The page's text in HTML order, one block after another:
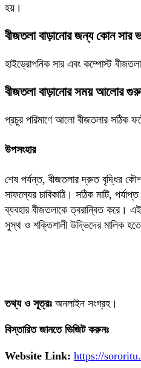
হয়।
বীজতলা বাড়ানোর জন্য কোন সার
হাইড্রোপনিক সার এবং কম্পোস্ট
বীজতলা বাড়ানোর সময় আলোর
প্রচুর পরিমাণে আলো বীজতলার সঠিক
উপসংহার
শেষ পর্যন্ত, বীজতলার দ্রুত বৃদ্ধির
সাফল্যের চাবিকাঠি। সঠিক মাটি,
ব্যবহার বীজতলাকে ত্বরান্বিত করে।
সুস্থ ও শক্তিশালী উদ্ভিদের মালিক
তথ্য ও সূত্রঃ অনলাইন সংগ্রহ।
বিস্তারিত জানতে ভিজিট করুনঃ
Website Link: https://